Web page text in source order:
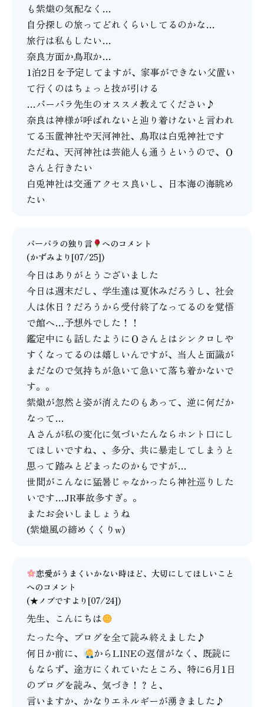
も紫熾の気配なく…
自分探しの旅ってどれくらいしてるのかな…
旅行は私もしたい…
奈良方面か鳥取か…
1泊2日を予定してますが、家事ができない父置い
て行くのはちょっと技が引ける
…バーバラ先生のオススメ教えてください♪
奈良は神様が呼ばれないと辿り着けないと言われ
てる玉置神社や天河神社、鳥取は白兎神社です
ただね、天河神社は芸能人も通うというので、Ｏ
さんと行きたい
白兎神社は交通アクセス良いし、日本海の海眺め
たい
バーバラの独り言
へのコメント
(かずみより[07/25])
今日はありがとうございました
今日は週末だし、学生達は夏休みだろうし、社会
人は休日？だろうから受付終了なってるのを覚悟
で館へ…予想外でした！！
鑑定中にも話したようにＯさんとはシンクロしや
すくなってるのは嬉しいんですが、当人と面識が
まだなので気持ちが急いて急いて落ち着かないで
す。。
紫熾が忽然と姿が消えたのもあって、逆に何だか
なって…
Ａさんが私の変化に気づいたんならホント口にし
てほしいですね、、多分、共に暴走してしまうと
思って踏みとどまったのかもですが…
世間がこんなに猛暑じゃなかったら神社巡りした
いです…JR事故多すぎ。。
またお会いしましょうね
(紫熾風の締めくくりw)
恋愛がうまくいかない時ほど、大切にしてほしいこと
へのコメント
(★ノブですより[07/24])
先生、こんにちは
たった今、ブログを全て読み終えました♪
何日か前に、
からLINEの返信がなく、既読に
もならず、途方にくれていたところ、特に6月1日
のブログを読み、気づき！？と、
言いますか、かなりエネルギーが湧きました♪